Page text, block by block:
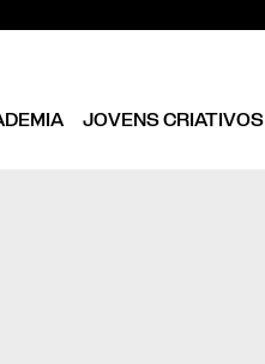
JOVENS CRIATIVOS